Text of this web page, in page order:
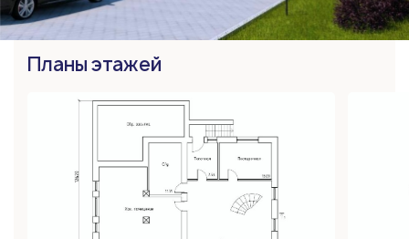
Планы этажей